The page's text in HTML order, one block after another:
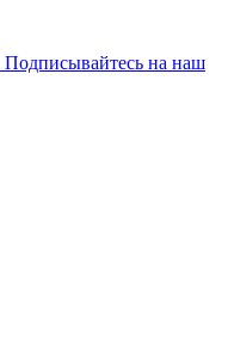
Подписывайтесь на наш